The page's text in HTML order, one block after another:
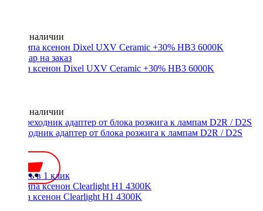
Нет в наличии
Лампа ксенон Dixel UXV Ceramic +30% HB3 6000K
Нет в наличии
Переходник адаптер от блока розжига к лампам D2R / D2S
Купить в 1 клик
Лампа ксенон Clearlight H1 4300K